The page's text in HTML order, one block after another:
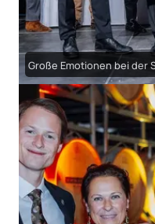
Große Emotionen bei der